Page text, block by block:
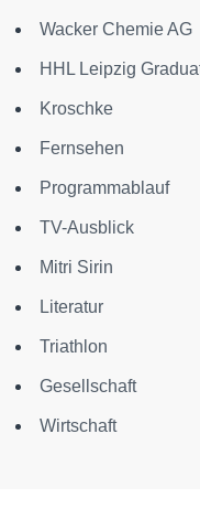
Wacker Chemie AG
HHL Leipzig
Kroschke
Fernsehen
Programmablauf
TV-Ausblick
Mitri Sirin
Literatur
Triathlon
Gesellschaft
Wirtschaft